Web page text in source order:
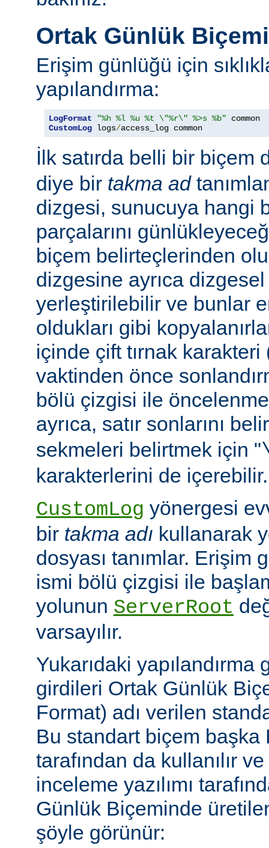
Ortak Günlük
Erişim günlüğü için
yapılandırma:
LogFormat "%h %l %u %t \"%r\" %>s %b"
CustomLog logs/access_log common
İlk satırda belli bir biçem
diye bir takma ad
dizgesi, sunucuya hangi
parçalarını
biçem belirteçlerinden
dizgesine ayrıca
yerleştirilebilir ve bunlar
oldukları gibi
içinde çift tırnak
vaktinden önce
bölü çizgisi ile
ayrıca, satır sonlarını
sekmeleri belirtmek için "
karakterlerini de içerebilir.
CustomLog yönergesi
bir takma adı kullanarak
dosyası tanımlar. Erişim
ismi bölü çizgisi ile
yolunun ServerRoot
varsayılır.
Yukarıdaki yapılandırma
girdileri Ortak Günlük
Format) adı verilen
Bu standart biçem başka
tarafından da kullanılır
inceleme yazılımı
Günlük Biçeminde
şöyle görünür: